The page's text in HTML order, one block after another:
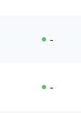
-
-